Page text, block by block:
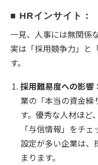
■ HRインサイト：
一見、人事には無関係
実は「採用競争力」と
す。
採用難易度への影響：
業の「本当の資金繰
す。優秀な人材ほど
「与信情報」をチ
設定が多い企業は、
まります。